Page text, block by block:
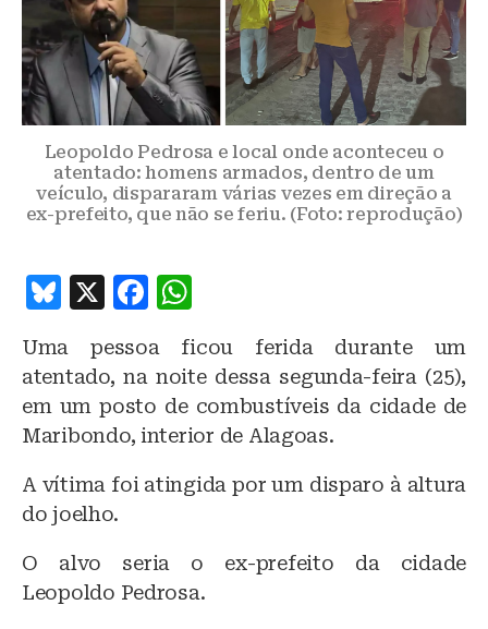
Leopoldo Pedrosa e local onde aconteceu o
atentado: homens armados, dentro de um
veículo, dispararam várias vezes em direção a
ex-prefeito, que não se feriu. (Foto: reprodução)
B
e
s
k
y
X
F
c
e
b
o
o
at
s
A
p
p
Uma pessoa ficou ferida durante um
atentado, na noite dessa segunda-feira (25),
em um posto de combustíveis da cidade de
Maribondo, interior de Alagoas.
A vítima foi atingida por um disparo à altura
do joelho.
O alvo seria o ex-prefeito da cidade
Leopoldo Pedrosa.